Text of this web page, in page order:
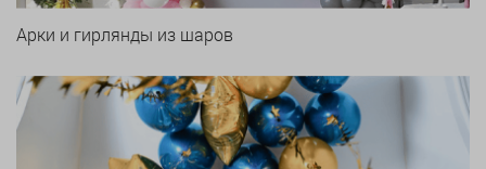
Арки и гирлянды из шаров